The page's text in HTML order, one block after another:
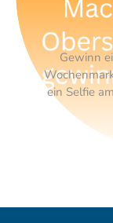
Gewinn
ein Selfie